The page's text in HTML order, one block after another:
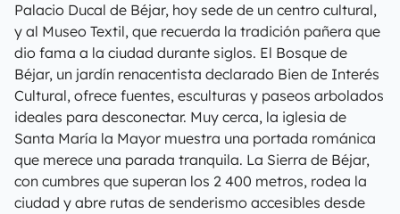
Palacio Ducal de Béjar, hoy sede de un centro cultural,
y al Museo Textil, que recuerda la tradición pañera que
dio fama a la ciudad durante siglos. El Bosque de
Béjar, un jardín renacentista declarado Bien de Interés
Cultural, ofrece fuentes, esculturas y paseos arbolados
ideales para desconectar. Muy cerca, la iglesia de
Santa María la Mayor muestra una portada románica
que merece una parada tranquila. La Sierra de Béjar,
con cumbres que superan los 2 400 metros, rodea la
ciudad y abre rutas de senderismo accesibles desde